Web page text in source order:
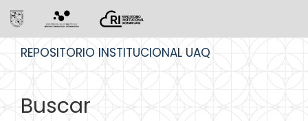
REPOSITORIO INSTITUCIONAL UAQ
Buscar